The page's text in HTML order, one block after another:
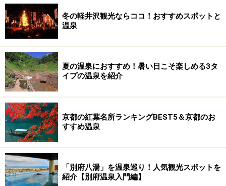
独鈷の湯の隣は国指定文化財の新井旅館である。木造3
階の宿で太い柱の天平風呂が有名である。向かいの仲田
屋は改修され新しくよみがえった。
さてあさばは修善寺でも屈指の名旅館である。寺院のよ
うな門構えを入るとエントランスがあり、ロビーに入る
と対岸は大きな池である。山の斜面が背景で緑が美し
冬の軽井沢観光ならココ！おすすめスポットと
温泉
夏の温泉におすすめ！暑い日こそ楽しめる3タ
イプの温泉を紹介
京都の紅葉名所ランキングBEST5＆京都のお
すすめ温泉
「別府八湯」を温泉巡り！人気観光スポットを
紹介【別府温泉入門編】